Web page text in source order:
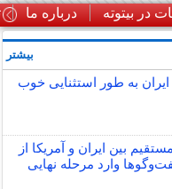
در بیتوته درباره ما
به طور استثنایی خوب
بین ایران و آمریکا از
وارد مرحله نهایی
بیشتر